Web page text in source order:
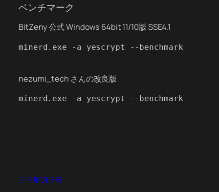
ベンチマーク
BitZeny 公式 Windows 64bit 11/10版 SSE4.1
minerd.exe -a yescrypt --benchmark
nezumi_tech さんの改良版
minerd.exe -a yescrypt --benchmark
2018年1月18日